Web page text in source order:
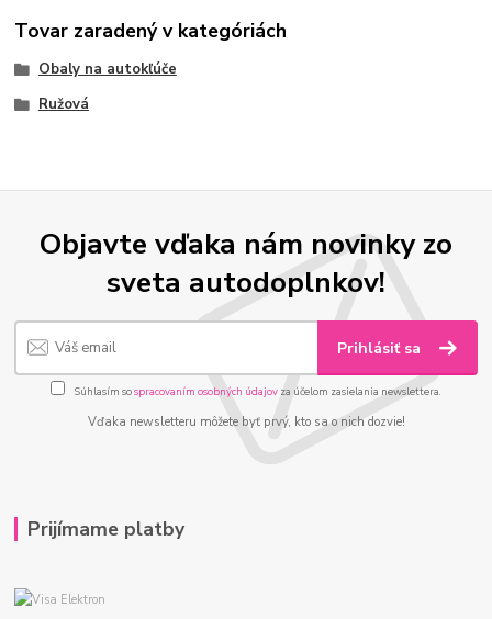
Tovar zaradený v kategóriách
Obaly na autokľúče
Ružová
Objavte vďaka nám novinky zo
sveta autodoplnkov!
Prihlásiť sa
Súhlasím sospracovaním osobných údajov za účelom zasielania newslettera.
Vďaka newsletteru môžete byť prvý, kto sa o nich dozvie!
Prijímame platby